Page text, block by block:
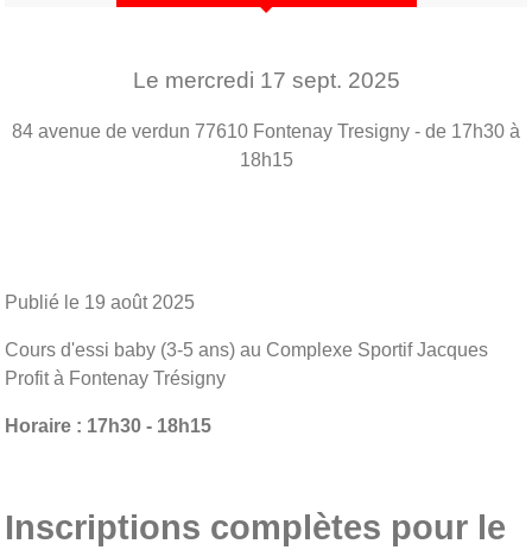
Le mercredi 17 sept. 2025
84 avenue de verdun 77610 Fontenay Tresigny - de 17h30 à
18h15
Publié le 19 août 2025
Cours d'essi baby (3-5 ans) au Complexe Sportif Jacques
Profit à Fontenay Trésigny
Horaire : 17h30 - 18h15
Inscriptions complètes pour le